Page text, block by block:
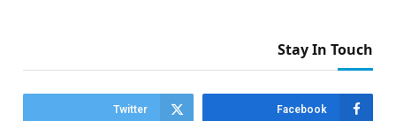
Stay In Touch
Facebook
Twitter